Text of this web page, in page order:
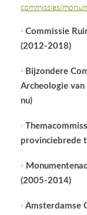
commissies/
• Commissie
(2012-2018)
• Bijzondere
Archeologie van
nu)
•
provinciebrede
•
(2005-2014)
• Amsterdamse